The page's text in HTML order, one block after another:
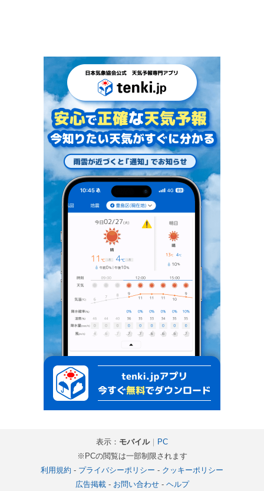
表示： モバイル｜ PC
※PCの閲覧は一部制限されます
利用規約 - プライバシーポリシー - クッキーポリシー
広告掲載- お問い合わせ- ヘルプ